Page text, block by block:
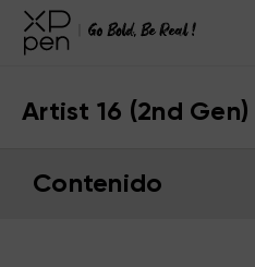
Artist 16 (2nd Gen)
Contenido